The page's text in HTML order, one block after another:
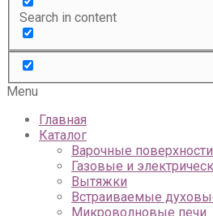
Search in content
Menu
Главная
Каталог
Варочные поверхности
Газовые и
Вытяжки
Встраиваемые
Микроволновые печи